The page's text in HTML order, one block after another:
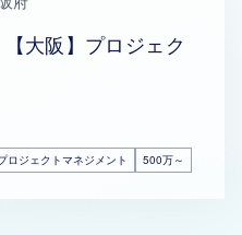
大阪】プロジェク
ロジェクトマネジメント 500万～